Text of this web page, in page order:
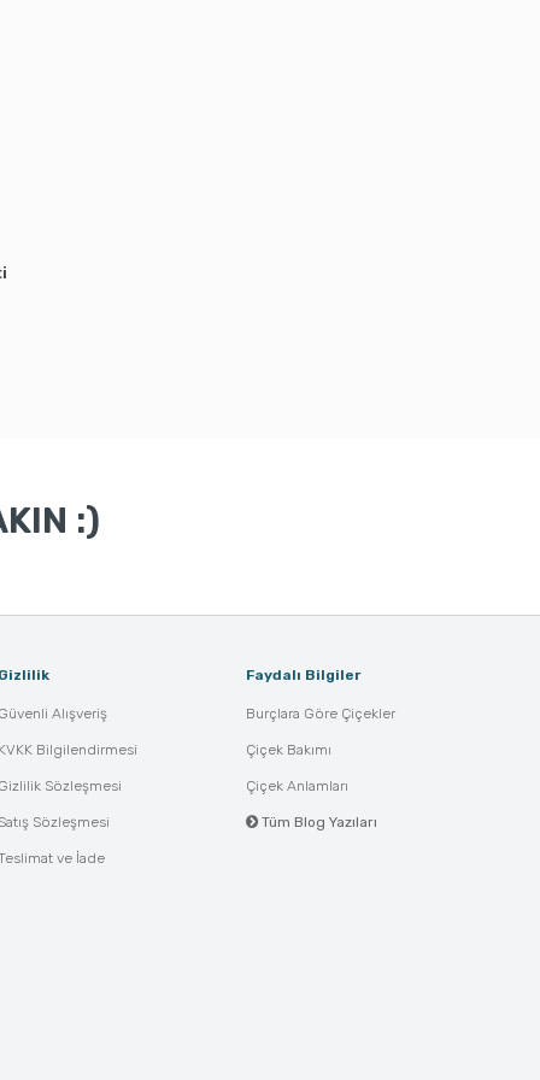
:)
Gizlilik
Güvenli Alışveriş
KVKK Bilgilendirmesi
Gizlilik Sözleşmesi
Satış Sözleşmesi
ve İade
Faydalı Bilgiler
Burçlara Göre Çiçekler
Çiçek Bakımı
Çiçek Anlamları
Tüm Blog Yazıları